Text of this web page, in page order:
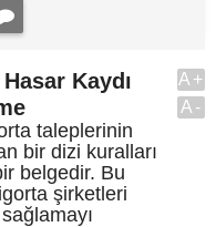
Kaydı
taleplerinin
bir dizi kuralları
belgedir. Bu
şirketleri
A+
A-